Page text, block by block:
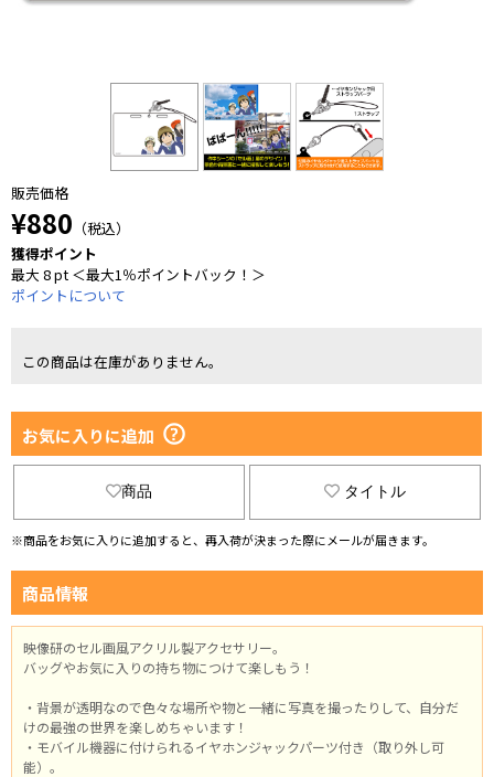
販売価格
¥880 （税込）
獲得ポイント
最大 8 pt ＜最大1％ポイントバック！＞
ポイントについて
この商品は在庫がありません。
お気に入りに追加
商品 タイトル
※商品をお気に入りに追加すると、再入荷が決まった際にメールが届きます。
商品情報
映像研のセル画風アクリル製アクセサリー。
バッグやお気に入りの持ち物につけて楽しもう！
・背景が透明なので色々な場所や物と一緒に写真を撮ったりして、自分だ
けの最強の世界を楽しめちゃいます！
・モバイル機器に付けられるイヤホンジャックパーツ付き（取り外し可
能）。